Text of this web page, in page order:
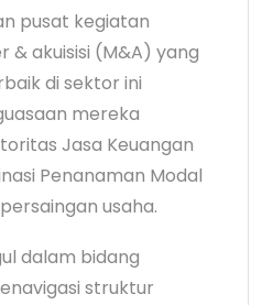
pusat kegiatan
& akuisisi (M&A) yang
di sektor ini
mereka
Jasa Keuangan
Penanaman Modal
usaha.
dalam bidang
struktur